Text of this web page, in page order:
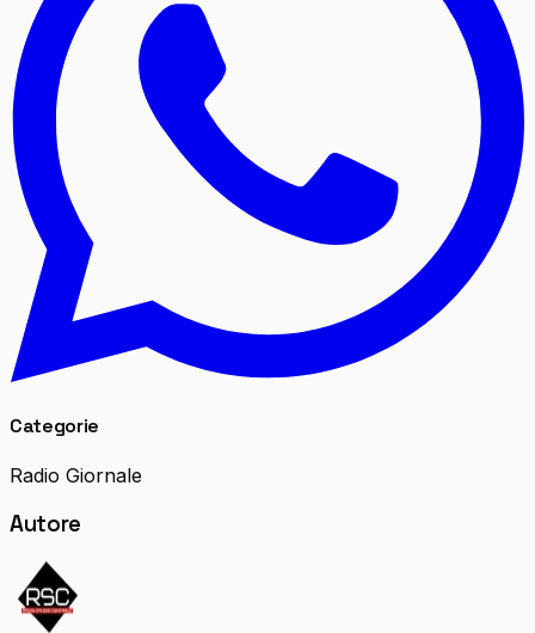
Categorie
Radio Giornale
Autore